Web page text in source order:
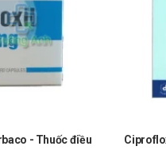
trong thời gian sắp tới, mối
- Thuốc điều